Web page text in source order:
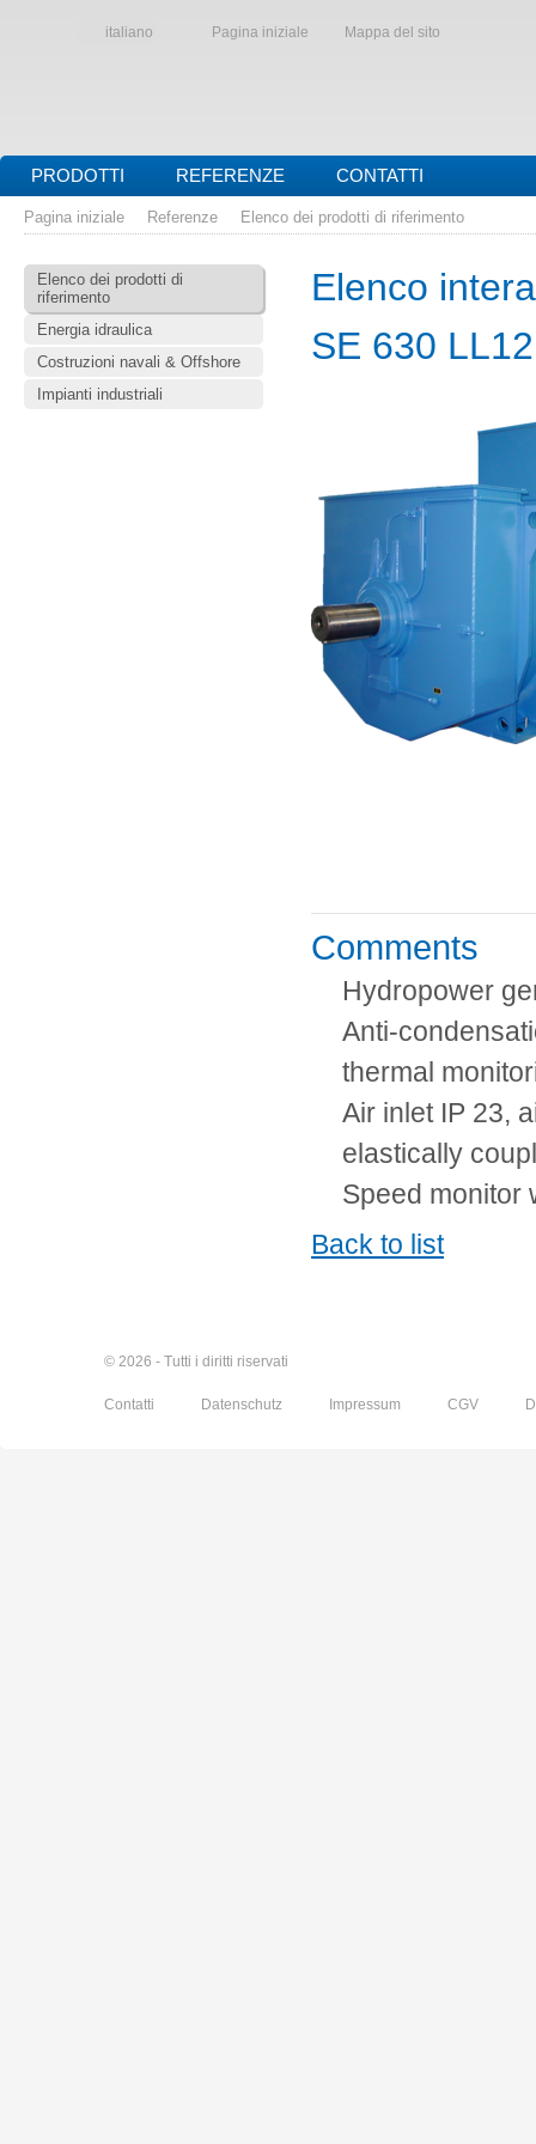
italiano Pagina iniziale Mappa del sito
PRODOTTI REFERENZE CONTATTI
Pagina iniziale Referenze Elenco dei prodotti di riferimento
Elenco dei prodotti di
riferimento
Energia idraulica
Costruzioni navali & Offshore
Impianti industriali
Elenco
SE 630 LL12
Comments
Hydropower
Anti-
thermal
Air inlet IP 23,
elastically
Speed monitor
Back to list
© 2026 - Tutti i diritti riservati
Contatti Datenschutz Impressum CGV